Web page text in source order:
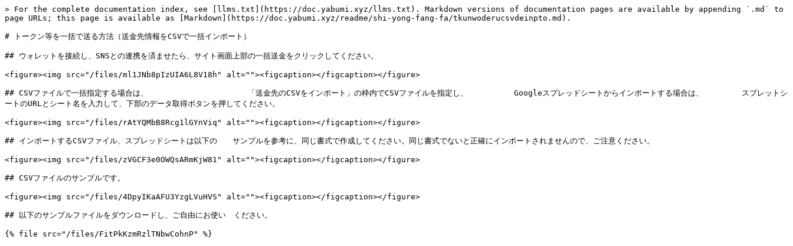
> For the complete documentation index, see [llms.txt](https://doc.yabumi.xyz/llms.txt). Markdown versions of documentation pages are available by appending `.md` to
page URLs; this page is available as [Markdown](https://doc.yabumi.xyz/readme/shi-yong-fang-fa/tkunwoderucsvdeinpto.md).
# トークン等を一括で送る方法（送金先情報をCSVで一括インポート）
## ウォレットを接続し、SNSとの連携を済ませたら、サイト画面上部の一括送金をクリックしてください。
<figure><img src="/files/ml1JNb8pIzUIA6L8V18h" alt=""><figcaption></figcaption></figure>
## CSVファイルで一括指定する場合は、　　　　　　　　　　　　　「送金先のCSVをインポート」の枠内でCSVファイルを指定し、　　　　　　Googleスプレッドシートからインポートする場合は、　　　　　スプレットシ
ートのURLとシート名を入力して、下部のデータ取得ボタンを押してください。
<figure><img src="/files/rAtYQMbB8Rcg1lGYnViq" alt=""><figcaption></figcaption></figure>
## インポートするCSVファイル、スプレッドシートは以下の　　サンプルを参考に、同じ書式で作成してください。同じ書式でないと正確にインポートされませんので、ご注意ください。
<figure><img src="/files/zVGCF3e0OWQsARmKjW81" alt=""><figcaption></figcaption></figure>
## CSVファイルのサンプルです。
<figure><img src="/files/4DpyIKaAFU3YzgLVuHVS" alt=""><figcaption></figcaption></figure>
## 以下のサンプルファイルをダウンロードし、ご自由にお使い　ください。
{% file src="/files/FitPkKzmRzlTNbwCohnP" %}